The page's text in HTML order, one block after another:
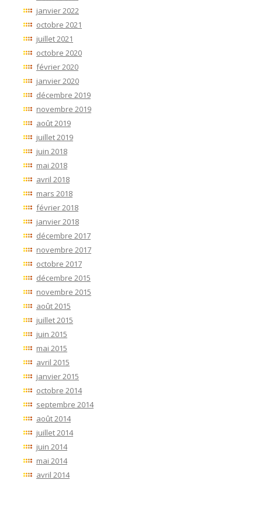
janvier 2022
octobre 2021
juillet 2021
octobre 2020
février 2020
janvier 2020
décembre 2019
novembre 2019
août 2019
juillet 2019
juin 2018
mai 2018
avril 2018
mars 2018
février 2018
janvier 2018
décembre 2017
novembre 2017
octobre 2017
décembre 2015
novembre 2015
août 2015
juillet 2015
juin 2015
mai 2015
avril 2015
janvier 2015
octobre 2014
septembre 2014
août 2014
juillet 2014
juin 2014
mai 2014
avril 2014